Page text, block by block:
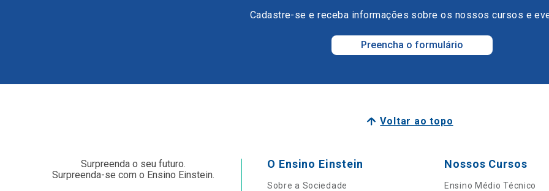
Cadastre-se e receba informações sobre os nossos cursos e
Preencha o formulário
Voltar ao topo
Surpreenda o seu futuro.
Surpreenda-se com o Ensino Einstein.
O Ensino Einstein
Sobre a Sociedade
Nossos Cursos
Ensino Médio Técnico